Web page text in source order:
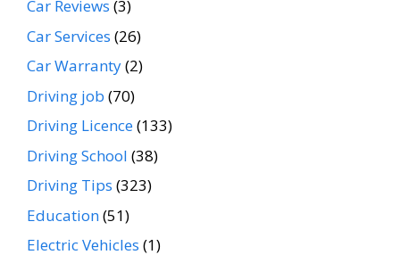
Car Reviews (3)
Car Services (26)
Car Warranty(2)
Driving job (70)
Driving Licence(133)
Driving School (38)
Driving Tips (323)
Education(51)
Electric Vehicles (1)